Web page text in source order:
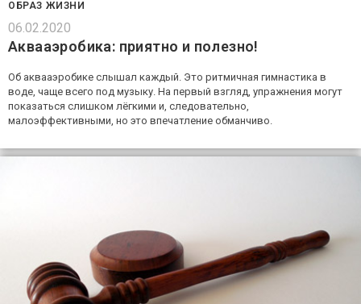
ОБРАЗ ЖИЗНИ
06.02.2020
Аквааэробика: приятно и полезно!
Об аквааэробике слышал каждый. Это ритмичная гимнастика в
воде, чаще всего под музыку. На первый взгляд, упражнения могут
показаться слишком лёгкими и, следовательно,
малоэффективными, но это впечатление обманчиво.